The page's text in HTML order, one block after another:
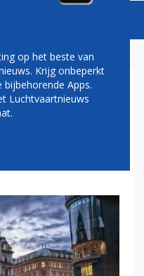
VOOR
VAN
op het beste van
Krijg onbeperkt
Apps.
Luchtvaartnieuws